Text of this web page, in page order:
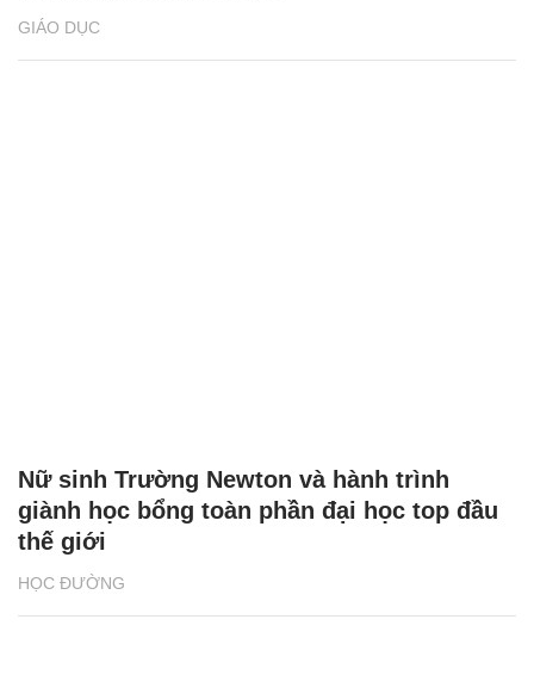
GIÁO DỤC
HỌC ĐƯỜNG
Nữ sinh Trường Newton và hành trình
giành học bổng toàn phần đại học top đầu
thế giới